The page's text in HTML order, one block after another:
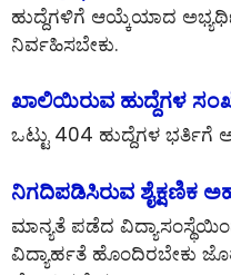
ಹುದ್ದೆಗಳಿಗೆ ಆಯ್ಕೆಯಾದ
ನಿರ್ವಹಿಸಬೇಕು.
ಖಾಲಿಯಿರುವ ಹುದ್ದೆಗಳ
ಒಟ್ಟು 404 ಹುದ್ದೆಗಳ ಭರ್ತಿಗೆ
ನಿಗದಿಪಡಿಸಿರುವ ಶೈಕ್ಷಣಿಕ
ಮಾನ್ಯತೆ ಪಡೆದ
ವಿದ್ಯಾರ್ಹತೆ ಹೊಂದಿರಬೇಕು